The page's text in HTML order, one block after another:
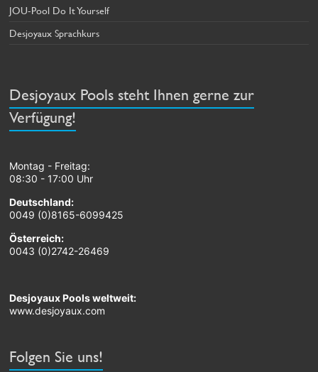
JOU-Pool Do It Yourself
Desjoyaux Sprachkurs
Desjoyaux Pools steht Ihnen gerne zur
Verfügung!
Montag - Freitag:
08:30 - 17:00 Uhr
Deutschland:
0049 (0)8165-6099425
Österreich:
0043 (0)2742-26469
Desjoyaux Pools weltweit:
www.desjoyaux.com
Folgen Sie uns!